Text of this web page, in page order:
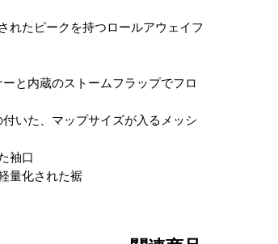
れたピークを持つロールアウェイフ
と内蔵のストームフラップでフロ
いた、マップサイズが入るメッシ
袖口
量化された裾